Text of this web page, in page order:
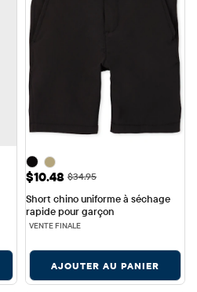
Prix ​​de vente: $10.48
$10.48 Prix ​​d'origine: $34.95
$34.95
Short chino uniforme à séchage
rapide pour garçon
VENTE FINALE
AJOUTER AU PANIER